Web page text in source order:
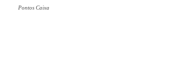
Pontos Caixa